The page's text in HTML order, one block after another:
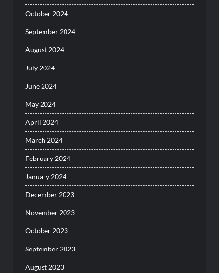
October 2024
September 2024
August 2024
July 2024
June 2024
May 2024
April 2024
March 2024
February 2024
January 2024
December 2023
November 2023
October 2023
September 2023
August 2023